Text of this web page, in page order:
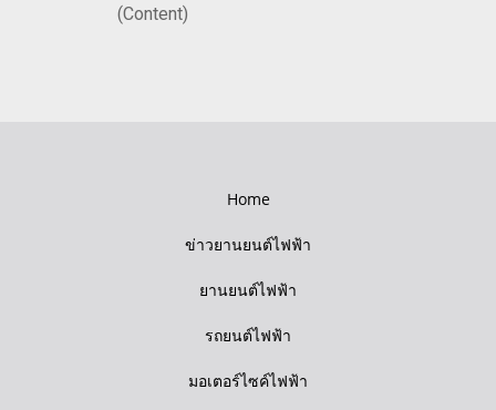
(Content)
Home
ข่าวยานยนต์ไฟฟ้า
ยานยนต์ไฟฟ้า
รถยนต์ไฟฟ้า
มอเตอร์ไซค์ไฟฟ้า